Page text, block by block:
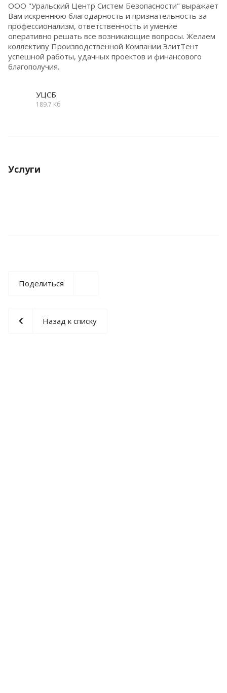
ООО "Уральский Центр Систем Безопасности" выражает
Вам искреннюю благодарность и признательность за
профессионализм, ответственность и умение
оперативно решать все возникающие вопросы. Желаем
коллективу Производственной Компании ЭлитТент
успешной работы, удачных проектов и финансового
благополучия.
УЦСБ
189.7 Кб
Услуги
Поделиться
Назад к списку